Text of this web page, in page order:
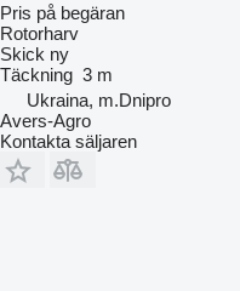
Pris på begäran
Rotorharv
Skick ny
Täckning 3 m
Ukraina, m.Dnipro
Avers-Agro
Kontakta säljaren